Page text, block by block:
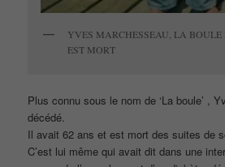
YVES MARCHESSEAU, LA BOULE
EST MORT
Plus connu sous le nom de ‘La boule’ ,
décédé.
Il avait 62 ans et est mort des suites de
C’est lui même qui avait dit dans une